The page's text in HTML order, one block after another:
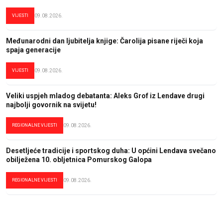
VIJESTI 09.08.2026.
Međunarodni dan ljubitelja knjige: Čarolija pisane riječi koja
spaja generacije
VIJESTI 09.08.2026.
Veliki uspjeh mladog debatanta: Aleks Grof iz Lendave drugi
najbolji govornik na svijetu!
REGIONALNE VIJESTI 09.08.2026.
Desetljeće tradicije i sportskog duha: U općini Lendava svečano
obilježena 10. obljetnica Pomurskog Galopa
REGIONALNE VIJESTI 09.08.2026.